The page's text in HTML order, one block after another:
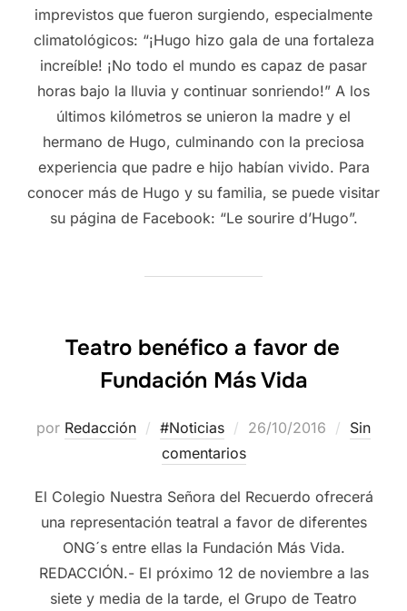
imprevistos que fueron surgiendo, especialmente
climatológicos: “¡Hugo hizo gala de una fortaleza
increíble! ¡No todo el mundo es capaz de pasar
horas bajo la lluvia y continuar sonriendo!” A los
últimos kilómetros se unieron la madre y el
hermano de Hugo, culminando con la preciosa
experiencia que padre e hijo habían vivido. Para
conocer más de Hugo y su familia, se puede visitar
su página de Facebook: “Le sourire d’Hugo”.
Teatro benéfico a favor de
Fundación Más Vida
por Redacción #Noticias 26/10/2016
Sin
comentarios
El Colegio Nuestra Señora del Recuerdo ofrecerá
una representación teatral a favor de diferentes
ONG´s entre ellas la Fundación Más Vida.
REDACCIÓN.- El próximo 12 de noviembre a las
siete y media de la tarde, el Grupo de Teatro